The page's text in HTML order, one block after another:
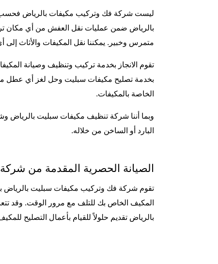
ليست شركة فك وتركيب مكيفات بالرياض فحسب بل
بالرياض ضمن عمليات نقل العفش من أي مكان
متمرس وخبير. يمكننا نقل المكيفات والأثاث
تقوم الانجاز بخدمة تركيب وتنظيف وصيانة
بخدمة تصليح مكيفات سبليت وحل لغز أي عطل
الخاصة بالمكيفات.
وبما أننا شركة تنظيف مكيفات سبليت بالرياض
البارد أو الساخن من خلاله.
الصيانة الحصرية المقدمة من
تقوم شركة فك وتركيب مكيفات سبليت بالرياض
المكيف الخاص بك للتلف مع مرور الوقت. وقد
بالرياض تقديم حلولاً للقيام بأعمال التصليح